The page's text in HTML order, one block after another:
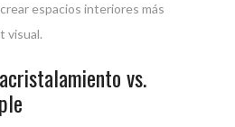
espacios interiores más
visual.
vs.